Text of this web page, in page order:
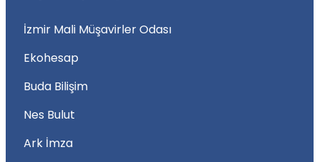
İzmir Mali Müşavirler Odası
Ekohesap
Buda Bilişim
Nes Bulut
Ark İmza